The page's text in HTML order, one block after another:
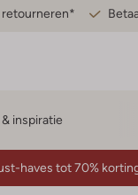
retourneren*
inspiratie
haves tot 70%